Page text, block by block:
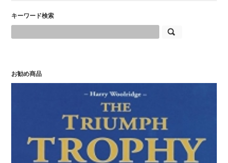
キーワード検索
お勧め商品